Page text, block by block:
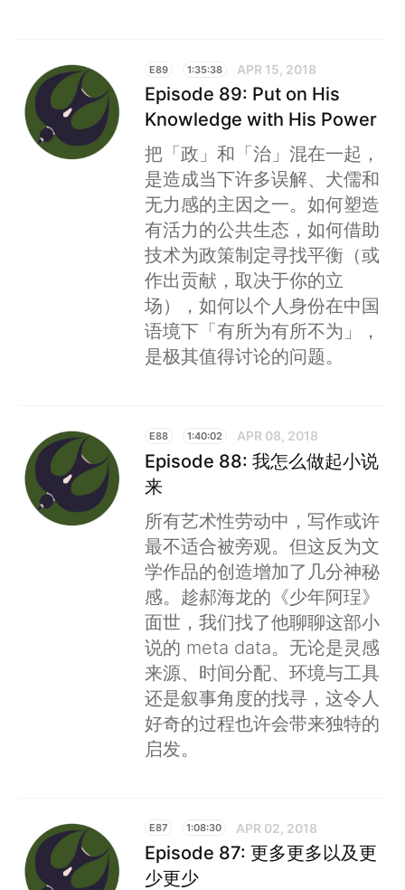
E89 1:35:38 APR 15, 2018
Episode 89: Put on His
Knowledge with His Power
把「政」和「治」混在一起，
是造成当下许多误解、犬儒和
无力感的主因之一。如何塑造
有活力的公共生态，如何借助
技术为政策制定寻找平衡（或
作出贡献，取决于你的立
场），如何以个人身份在中国
语境下「有所为有所不为」，
是极其值得讨论的问题。
E88 1:40:02 APR 08, 2018
Episode 88: 我怎么做起小说
来
所有艺术性劳动中，写作或许
最不适合被旁观。但这反为文
学作品的创造增加了几分神秘
感。趁郝海龙的《少年阿珵》
面世，我们找了他聊聊这部小
说的 meta data。无论是灵感
来源、时间分配、环境与工具
还是叙事角度的找寻，这令人
好奇的过程也许会带来独特的
启发。
E87 1:08:30 APR 02, 2018
Episode 87: 更多更多以及更
少更少